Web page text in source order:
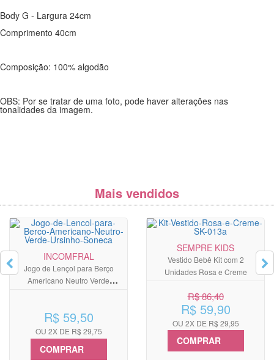
Body G - Largura 24cm
Comprimento 40cm
Composição: 100% algodão
OBS: Por se tratar de uma foto, pode haver alterações nas
tonalidades da imagem.
Mais vendidos
INCOMFRAL
Jogo de Lençol para Berço
Americano Neutro Verde
R$ 59,50
OU 2X DE R$ 29,75
COMPRAR
SEMPRE KIDS
Vestido Bebê Kit com 2
Unidades Rosa e Creme
R$ 86,40
R$ 59,90
OU 2X DE R$ 29,95
COMPRAR